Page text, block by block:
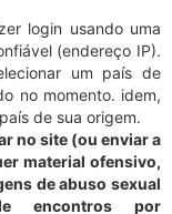
login usando uma
(endereço IP).
um país de
no momento. idem,
de sua origem.
no site (ou enviar a
material ofensivo,
de abuso sexual
encontros por